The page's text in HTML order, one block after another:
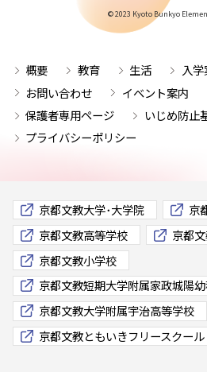
© 2023 Kyoto Bunkyo
概要 教育 生活 入学
お問い合わせ
イベント案内
保護者専用ページ
いじめ防止
プライバシーポリシー
京都文教大学･大学院
京
京都文教高等学校
京都
京都文教小学校
京都文教短期大学附属家政城陽
京都文教大学附属宇治高等学校
京都文教ともいきフリースクール